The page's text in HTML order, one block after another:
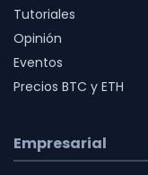
Tutoriales
Opinión
Eventos
Precios BTC y ETH
Empresarial